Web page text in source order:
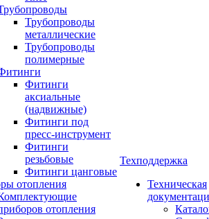
Трубопроводы
металлические
Трубопроводы
полимерные
Фитинги
аксиальные
(надвижные)
Фитинги под
пресс-инструмент
Фитинги
резьбовые
Фитинги цанговые
отопления
отопления
Техподдержка
Техническая